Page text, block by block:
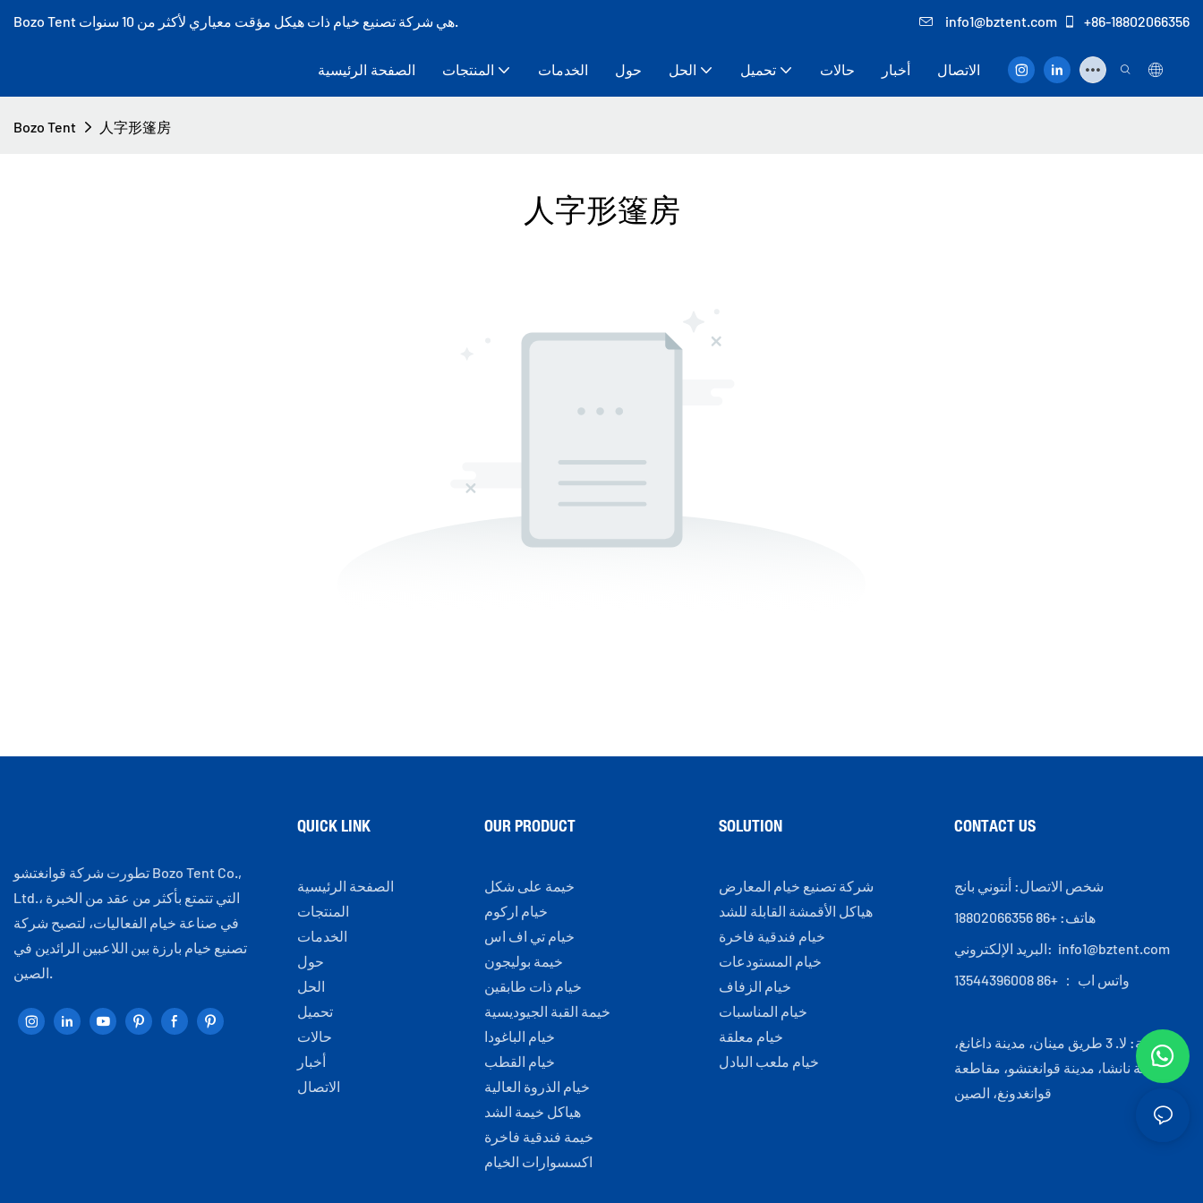
Bozo Tent هي شركة تصنيع خيام ذات هيكل مؤقت معياري لأكثر من 10 سنوات. info1@bztent.com +86-18802066356
الصفحة الرئيسية المنتجات الخدمات حول الحل تحميل حالات أخبار الاتصال
Bozo Tent 人字形篷房
人字形篷房
تطورت شركة قوانغتشو Bozo Tent Co.,
Ltd.، التي تتمتع بأكثر من عقد من الخبرة
في صناعة خيام الفعاليات، لتصبح شركة
تصنيع خيام بارزة بين اللاعبين الرائدين في
الصين.
QUICK LINK
الصفحة الرئيسية
المنتجات
الخدمات
حول
الحل
تحميل
حالات
أخبار
الاتصال
OUR PRODUCT
خيمة على شكل
خيام اركوم
خيام تي اف اس
خيمة بوليجون
خيام ذات طابقين
خيمة القبة الجيوديسية
خيام الباغودا
خيام القطب
خيام الذروة العالية
هياكل خيمة الشد
خيمة فندقية فاخرة
اكسسوارات الخيام
SOLUTION
شركة تصنيع خيام المعارض
هياكل الأقمشة القابلة للشد
خيام فندقية فاخرة
خيام المستودعات
خيام الزفاف
خيام المناسبات
خيام معلقة
خيام ملعب البادل
CONTACT US
شخص الاتصال: أنتوني بانج
هاتف: +86 18802066356
البريد الإلكتروني: info1@bztent.com
واتس اب ： +86 13544396008
إضافة: لا. 3 طريق مينان، مدينة داغانغ،
منطقة نانشا، مدينة قوانغتشو، مقاطعة
قوانغدونغ، الصين